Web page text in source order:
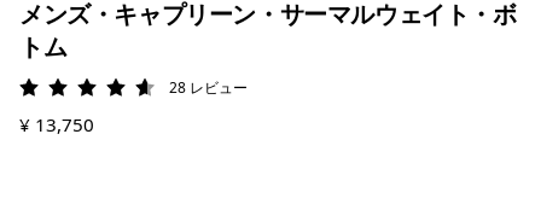
メンズ・キャプリーン・サーマルウェイト・ボ
トム
評価: 4.6 / 5
28 レビュー
¥ 13,750